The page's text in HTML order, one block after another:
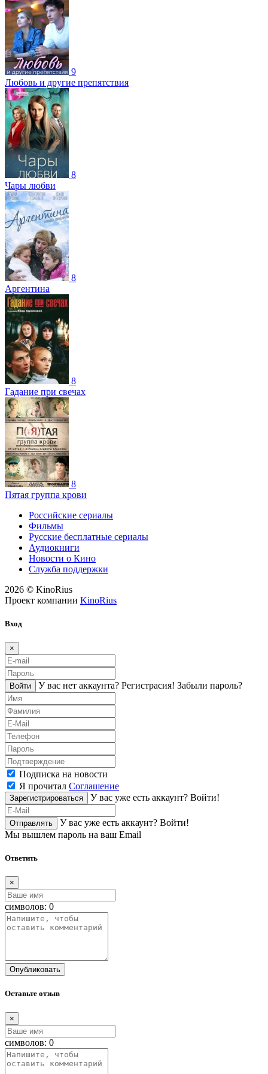
9
Любовь и другие препятствия
8
Чары любви
8
Аргентина
8
Гадание при свечах
8
Пятая группа крови
Российские сериалы
Фильмы
Русские бесплатные сериалы
Аудиокниги
Новости о Кино
Служба поддержки
2026 © KinoRius
Проект компании KinoRius
Вход
×
Войти У вас нет аккаунта? Регистраcия! Забыли пароль?
Подписка на новости
Я прочитал Соглашение
Зарегистрироваться У вас уже есть аккаунт? Войти!
Отправлять У вас уже есть аккаунт? Войти!
Мы вышлем пароль на ваш Email
Ответить
×
символов: 0
Опубликовать
Оставьте отзыв
×
символов: 0